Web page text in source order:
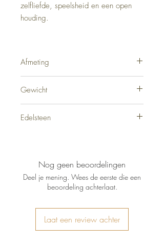
zelfliefde, speelsheid en een open
houding.
Afmeting
Gewicht
Edelsteen
Nog geen beoordelingen
Deel je mening. Wees de eerste die een
beoordeling achterlaat.
Laat een review achter